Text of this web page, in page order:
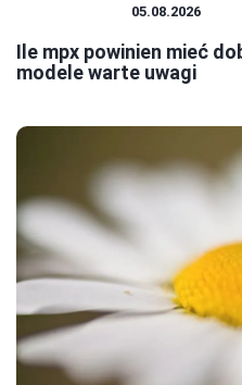
05.08.2026
Ile mpx powinien mieć
modele warte uwagi